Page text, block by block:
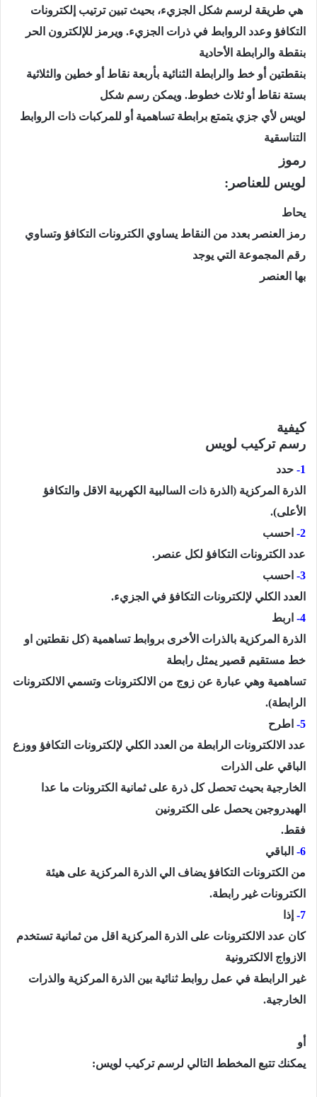
هي طريقة لرسم شكل الجزيء، بحيث تبين ترتيب إلكترونات
التكافؤ وعدد الروابط في ذرات الجزيء. ويرمز للإلكترون الحر
بنقطة والرابطة الأحادية
بنقطتين أو خط والرابطة الثنائية بأربعة نقاط أو خطين والثلاثية
بستة نقاط أو ثلاث خطوط. ويمكن رسم شكل
لويس لأي جزي يتمتع برابطة تساهمية أو للمركبات ذات الروابط
التناسقية
رموز
لويس للعناصر:
يحاط
رمز العنصر بعدد من النقاط يساوي الكترونات التكافؤ وتساوي
رقم المجموعة التي يوجد
بها العنصر
كيفية
رسم تركيب لويس
1- حدد
الذرة المركزية (الذرة ذات السالبية الكهربية الاقل والتكافؤ
الأعلى).
2-
احسب
عدد الكترونات التكافؤ لكل عنصر.
3-
احسب
العدد الكلي لإلكترونات التكافؤ في الجزيء.
4-
اربط
الذرة المركزية بالذرات الأخرى بروابط تساهمية (كل نقطتين او
خط مستقيم قصير يمثل رابطة
تساهمية وهي عبارة عن زوج من الالكترونات وتسمي الالكترونات
الرابطة).
5-
اطرح
عدد الالكترونات الرابطة من العدد الكلي لإلكترونات التكافؤ ووزع
الباقي على الذرات
الخارجية بحيث تحصل كل ذرة على ثمانية الكترونات ما عدا
الهيدروجين يحصل على الكترونين
فقط.
6-
الباقي
من الكترونات التكافؤ يضاف الي الذرة المركزية على هيئة
الكترونات غير رابطة.
7-
إذا
كان عدد الالكترونات على الذرة المركزية اقل من ثمانية تستخدم
الازواج الالكترونية
غير الرابطة في عمل روابط ثنائية بين الذرة المركزية والذرات
الخارجية.
أو
يمكنك تتبع المخطط التالي لرسم تركيب لويس: